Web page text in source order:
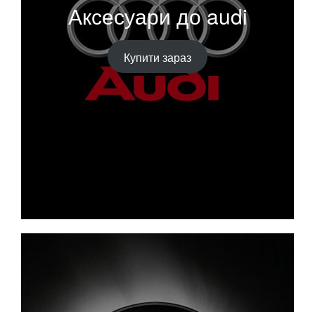
Аксесуари до audi
Купити зараз